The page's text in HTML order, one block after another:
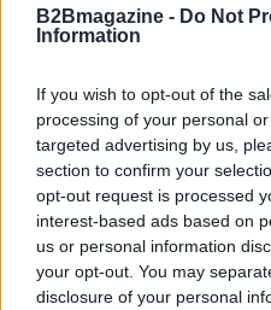
B2Bmagazine - Do Not
Information
If you wish to opt-out of the
processing of your personal
targeted advertising by us,
section to confirm your
opt-out request is processed
interest-based ads based on
us or personal information
your opt-out. You may
disclosure of your personal
Integrazione con
Unasearch B2B efficace
pipeline deve ingerire PIM
DAM(media e PDF
coerenza tra ricerca e
un risultato non
frustra l’utente e inquina